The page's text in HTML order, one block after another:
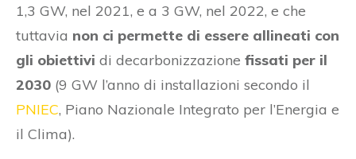
1,3 GW, nel 2021, e a 3 GW, nel 2022, e che
tuttavia non ci permette di essere allineati con
gli obiettivi di decarbonizzazione fissati per il
2030 (9 GW l’anno di installazioni secondo il
PNIEC, Piano Nazionale Integrato per l’Energia e
il Clima).